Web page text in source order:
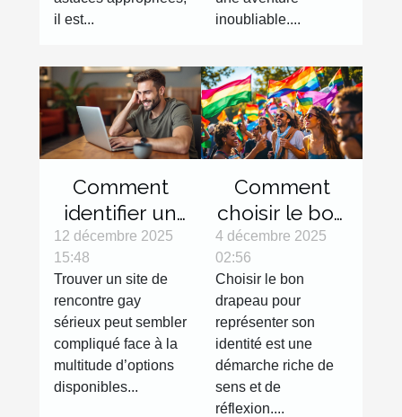
il est...
inoubliable....
Comment
identifier un
site de
rencontre
gay sérieux ?
12 décembre 2025
15:48
Trouver un site de
rencontre gay
sérieux peut sembler
compliqué face à la
multitude d’options
disponibles...
Comment
choisir le bon
drapeau pour
représenter
votre
identité?
4 décembre 2025
02:56
Choisir le bon
drapeau pour
représenter son
identité est une
démarche riche de
sens et de
réflexion....